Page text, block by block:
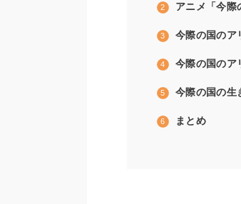
アニメ「今際
今際の国のア
今際の国のア
今際の国の生
まとめ